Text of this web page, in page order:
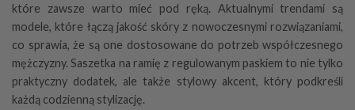
które zawsze warto mieć pod ręką. Aktualnymi trendami są
modele, które łączą jakość skóry z nowoczesnymi rozwiązaniami,
co sprawia, że są one dostosowane do potrzeb współczesnego
mężczyzny. Saszetka na ramię z regulowanym paskiem to nie tylko
praktyczny dodatek, ale także stylowy akcent, który podkreśli
każdą codzienną stylizację.